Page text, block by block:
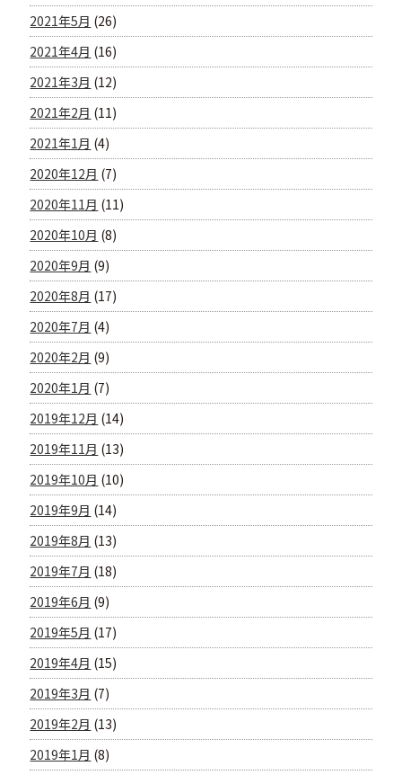
2021年5月 (26)
2021年4月 (16)
2021年3月 (12)
2021年2月 (11)
2021年1月 (4)
2020年12月 (7)
2020年11月 (11)
2020年10月 (8)
2020年9月 (9)
2020年8月 (17)
2020年7月 (4)
2020年2月 (9)
2020年1月 (7)
2019年12月 (14)
2019年11月 (13)
2019年10月 (10)
2019年9月 (14)
2019年8月 (13)
2019年7月 (18)
2019年6月 (9)
2019年5月 (17)
2019年4月 (15)
2019年3月 (7)
2019年2月 (13)
2019年1月 (8)